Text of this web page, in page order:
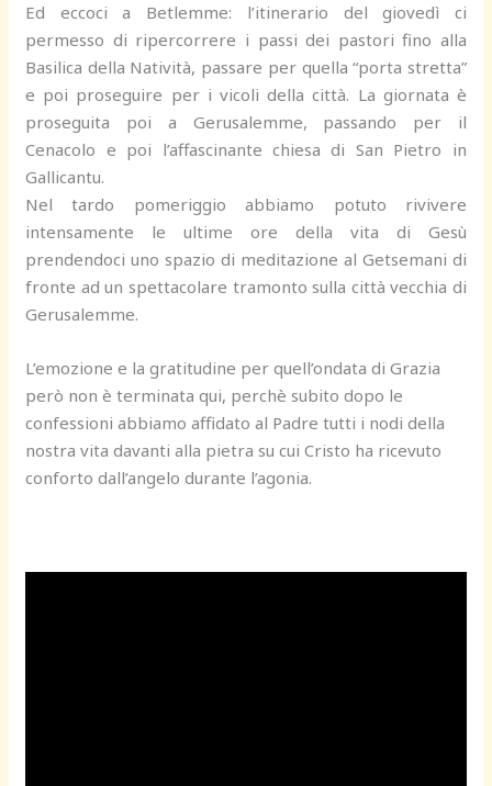
Ed eccoci a Betlemme: l’itinerario del giovedì ci
permesso di ripercorrere i passi dei pastori fino alla
Basilica della Natività, passare per quella “porta stretta”
e poi proseguire per i vicoli della città. La giornata è
proseguita poi a Gerusalemme, passando per il
Cenacolo e poi l’affascinante chiesa di San Pietro in
Gallicantu.
Nel tardo pomeriggio abbiamo potuto rivivere
intensamente le ultime ore della vita di Gesù
prendendoci uno spazio di meditazione al Getsemani di
fronte ad un spettacolare tramonto sulla città vecchia di
Gerusalemme.
L’emozione e la gratitudine per quell’ondata di Grazia
però non è terminata qui, perchè subito dopo le
confessioni abbiamo affidato al Padre tutti i nodi della
nostra vita davanti alla pietra su cui Cristo ha ricevuto
conforto dall’angelo durante l’agonia.